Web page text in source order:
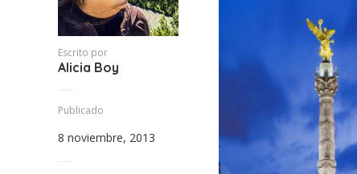
Escrito por
Alicia Boy
Publicado
8 noviembre, 2013